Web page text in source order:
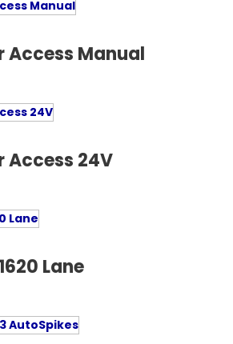
Access Manual
Access 24V
Lane